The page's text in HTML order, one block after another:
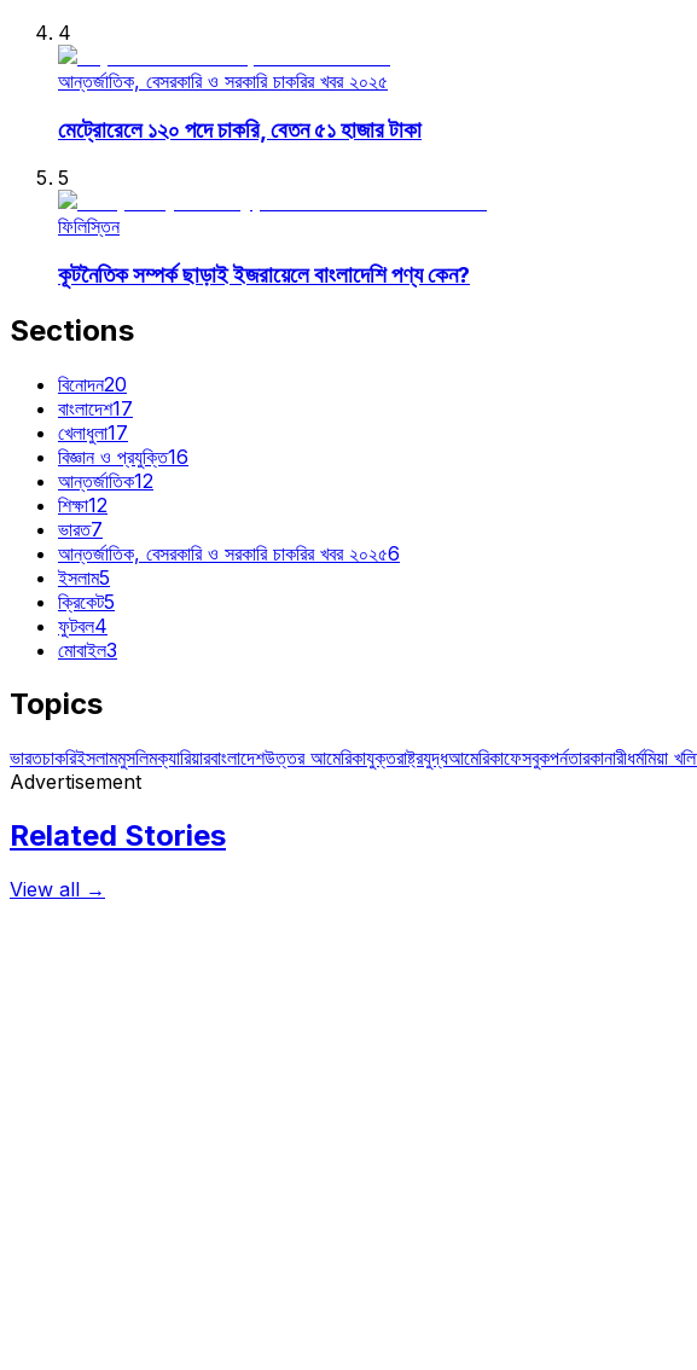
4
আন্তর্জাতিক, বেসরকারি ও সরকারি চাকরির খবর ২০২৫
মেট্রোরেলে ১২০ পদে চাকরি, বেতন ৫১ হাজার টাকা
5
ফিলিস্তিন
কূটনৈতিক সম্পর্ক ছাড়াই ইজরায়েলে বাংলাদেশি পণ্য কেন?
Sections
বিনোদন20
বাংলাদেশ17
খেলাধুলা17
বিজ্ঞান ও প্রযুক্তি16
আন্তর্জাতিক12
শিক্ষা12
ভারত7
আন্তর্জাতিক, বেসরকারি ও সরকারি চাকরির খবর ২০২৫6
ইসলাম5
ক্রিকেট5
ফুটবল4
মোবাইল3
Topics
ভারতচাকরিইসলামমুসলিমক্যারিয়ারবাংলাদেশউত্তর আমেরিকাযুক্তরাষ্ট্রযুদ্ধআমেরিকাফেসবুকপর্নতারকানারীধর্মমিয়া
Advertisement
Related Stories
View all →